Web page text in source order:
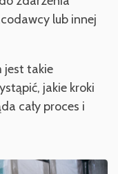
lub innej
jest takie
jakie kroki
cały proces i